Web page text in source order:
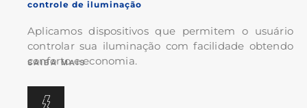
controle de iluminação
Aplicamos dispositivos que permitem o usuário
controlar sua iluminação com facilidade obtendo
conforto e economia.
SAIBA MAIS